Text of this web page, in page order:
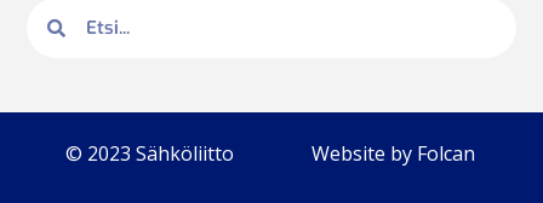
© 2023 Sähköliitto Website by Folcan